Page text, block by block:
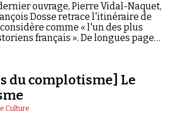
ouvrage, Pierre Vidal-Naquet,
Dosse retrace l'itinéraire de
comme « l'un des plus
français ». De longues pages
du complotisme] Le
Culture